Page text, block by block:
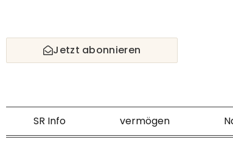
content
Jetzt abonnieren
SR Info vermögen